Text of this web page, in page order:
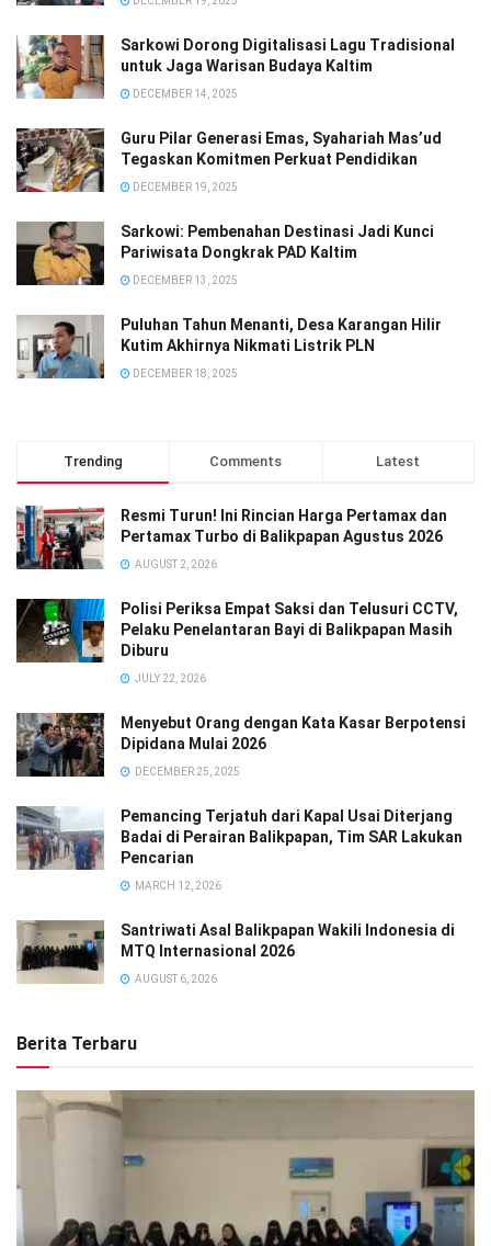
Sarkowi Dorong Digitalisasi Lagu Tradisional
untuk Jaga Warisan Budaya Kaltim
DECEMBER 14, 2025
Guru Pilar Generasi Emas, Syahariah Mas’ud
Tegaskan Komitmen Perkuat Pendidikan
DECEMBER 19, 2025
Sarkowi: Pembenahan Destinasi Jadi Kunci
Pariwisata Dongkrak PAD Kaltim
DECEMBER 13, 2025
Puluhan Tahun Menanti, Desa Karangan Hilir
Kutim Akhirnya Nikmati Listrik PLN
DECEMBER 18, 2025
Trending Comments Latest
Resmi Turun! Ini Rincian Harga Pertamax dan
Pertamax Turbo di Balikpapan Agustus 2026
AUGUST 2, 2026
Polisi Periksa Empat Saksi dan Telusuri CCTV,
Pelaku Penelantaran Bayi di Balikpapan Masih
Diburu
JULY 22, 2026
Menyebut Orang dengan Kata Kasar Berpotensi
Dipidana Mulai 2026
DECEMBER 25, 2025
Pemancing Terjatuh dari Kapal Usai Diterjang
Badai di Perairan Balikpapan, Tim SAR Lakukan
Pencarian
MARCH 12, 2026
Santriwati Asal Balikpapan Wakili Indonesia di
MTQ Internasional 2026
AUGUST 6, 2026
Berita Terbaru